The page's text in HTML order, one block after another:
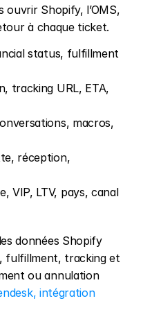
ouvrir Shopify, l’OMS,
à chaque ticket.
status, fulfillment
tracking URL, ETA,
macros,
réception,
VIP, LTV, pays, canal
données Shopify
fulfillment, tracking et
ou annulation
intégration